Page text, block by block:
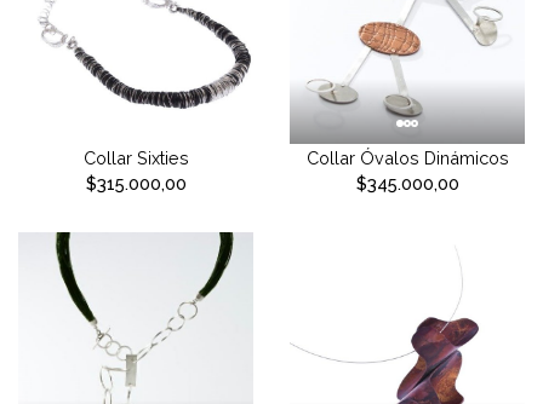
Collar Sixties
$315.000,00
Collar Óvalos Dinámicos
$345.000,00